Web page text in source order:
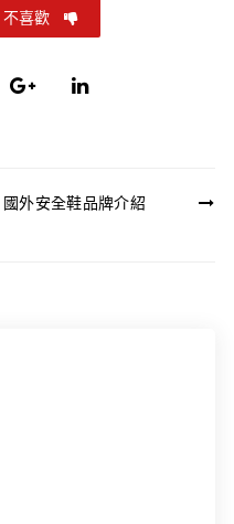
不喜歡
國外安全鞋品牌介紹